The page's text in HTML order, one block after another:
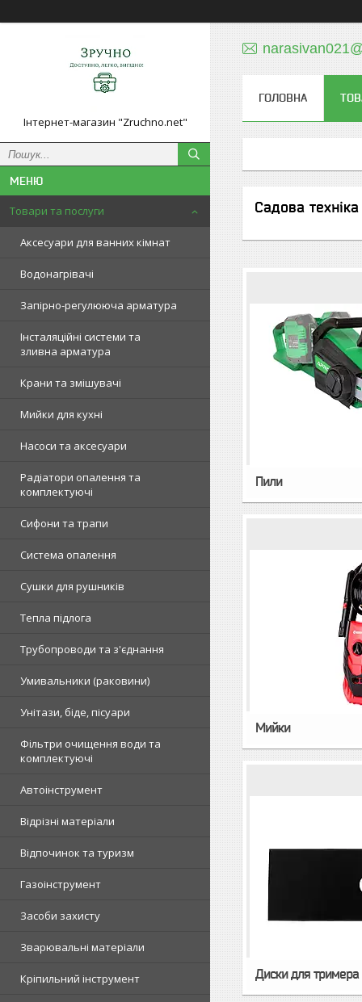
Інтернет-магазин "Zruchno.net"
Товари та послуги
Аксесуари для ванних кімнат
Водонагрівачі
Запірно-регулююча арматура
Інсталяційні системи та
зливна арматура
Крани та змішувачі
Мийки для кухні
Насоси та аксесуари
Радіатори опалення та
комплектуючі
Сифони та трапи
Система опалення
Сушки для рушників
Тепла підлога
Трубопроводи та з'єднання
Умивальники (раковини)
Унітази, біде, пісуари
Фільтри очищення води та
комплектуючі
Автоінструмент
Відрізні матеріали
Відпочинок та туризм
Газоінструмент
Засоби захисту
Зварювальні матеріали
Кріпильний інструмент
ГОЛОВНА
Садова техніка
Пили
Мийки
Диски для тримера